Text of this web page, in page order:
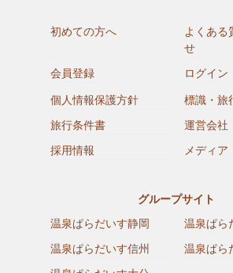
初めての方へ
よくある
せ
会員登録
ログイン
個人情報保護方針
標識・旅
旅行条件書
運営会社
採用情報
メディア
グループサイト
温泉ぱらだいす静岡
温泉ぱら
温泉ぱらだいす信州
温泉ぱら